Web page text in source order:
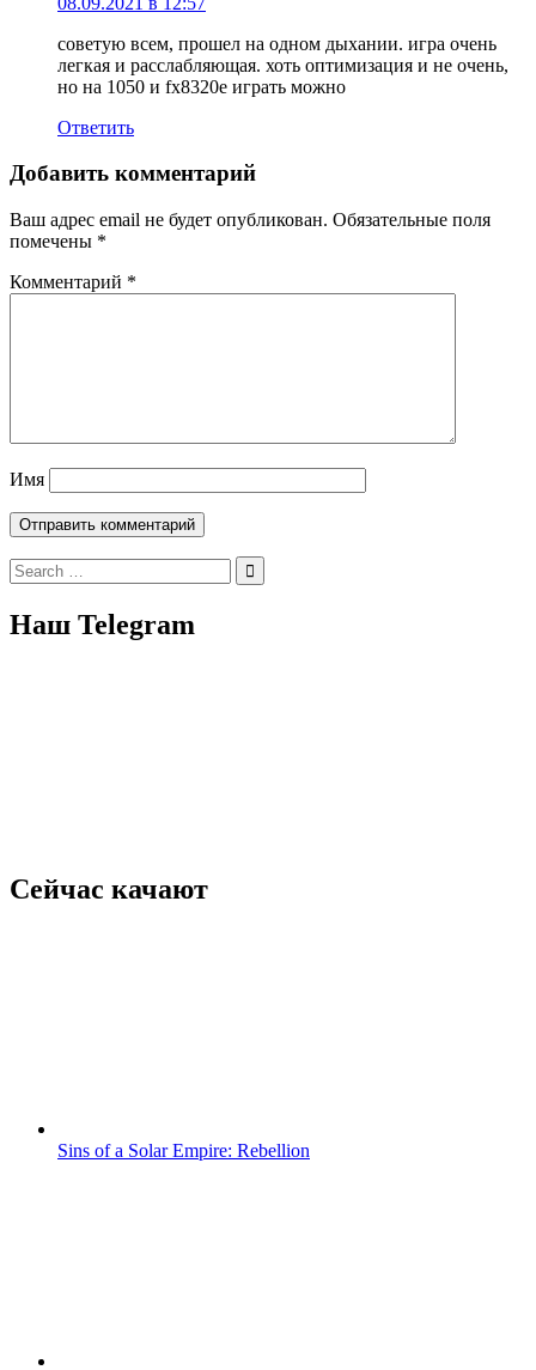
советую всем, прошел на одном дыхании. игра очень
легкая и расслабляющая. хоть оптимизация и не очень,
но на 1050 и fx8320e играть можно
Ответить
Добавить комментарий
Ваш адрес email не будет опубликован. Обязательные поля
помечены *
Комментарий *
Имя
Search
for:
Наш Telegram
Сейчас качают
Sins of a Solar Empire: Rebellion